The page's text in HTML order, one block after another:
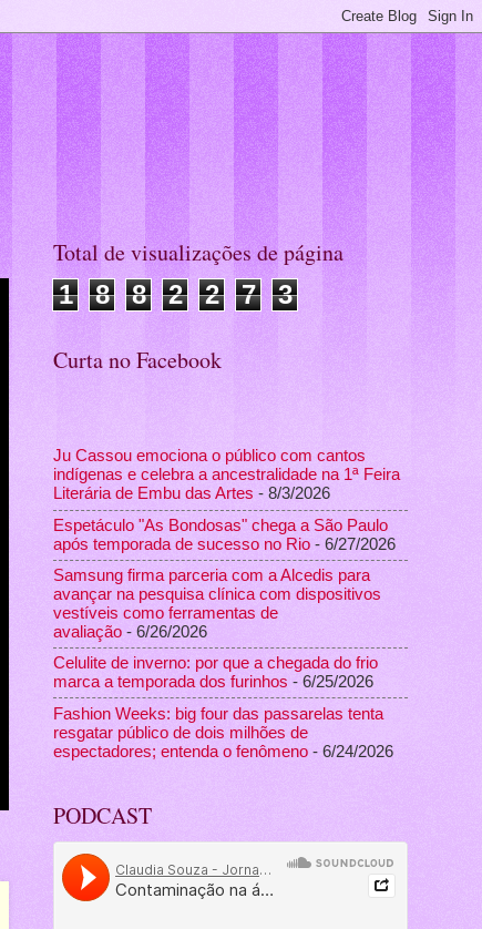
Total de visualizações de página
1
8 8 2 2 7 3
Curta no Facebook
Ju Cassou emociona o público com cantos
indígenas e celebra a ancestralidade na 1ª Feira
Literária de Embu das Artes - 8/3/2026
Espetáculo "As Bondosas" chega a São Paulo
após temporada de sucesso no Rio - 6/27/2026
Samsung firma parceria com a Alcedis para
avançar na pesquisa clínica com dispositivos
vestíveis como ferramentas de
avaliação - 6/26/2026
Celulite de inverno: por que a chegada do frio
marca a temporada dos furinhos - 6/25/2026
Fashion Weeks: big four das passarelas tenta
resgatar público de dois milhões de
espectadores; entenda o fenômeno - 6/24/2026
PODCAST